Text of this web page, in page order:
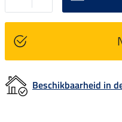
Beschikbaarheid in